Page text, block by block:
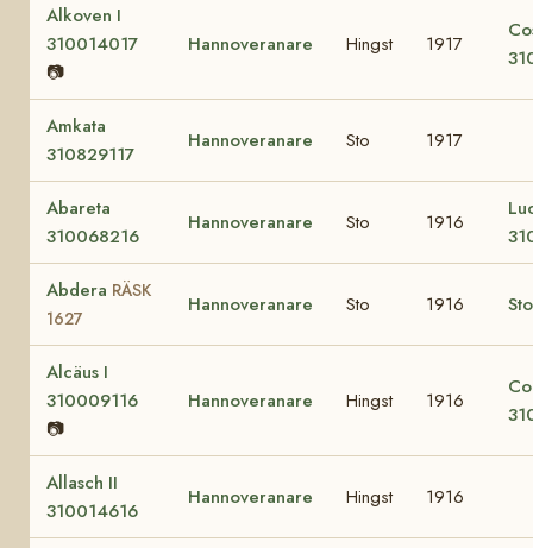
Alkoven I
310014017
📷
Hannoveranare Hingst 1917
Amkata
310829117
Hannoveranare Sto 1917
Abareta
310068216
Hannoveranare Sto 1916
Abdera RÄSK
1627
Hannoveranare Sto 1916
Alcäus I
310009116
📷
Hannoveranare Hingst 1916
Allasch II
310014616
Hannoveranare Hingst 1916